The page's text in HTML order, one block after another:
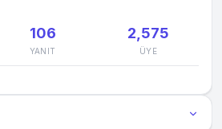
106
YANIT
2,575
ÜYE